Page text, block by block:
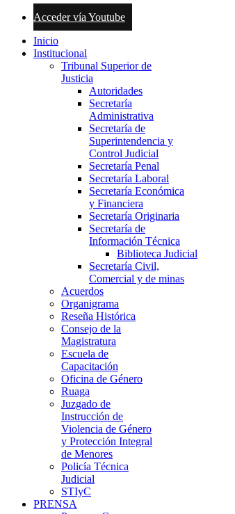
Acceder vía Youtube
Inicio
Institucional
Tribunal Superior de
Justicia
Autoridades
Secretaría
Administrativa
Secretaría de
Superintendencia y
Control Judicial
Secretaría Penal
Secretaría Laboral
Secretaría Económica
y Financiera
Secretaría Originaria
Secretaría de
Información Técnica
Biblioteca Judicial
Secretaría Civil,
Comercial y de minas
Acuerdos
Organigrama
Reseña Histórica
Consejo de la
Magistratura
Escuela de
Capacitación
Oficina de Género
Ruaga
Juzgado de
Instrucción de
Violencia de Género
y Protección Integral
de Menores
Policía Técnica
Judicial
STIyC
PRENSA